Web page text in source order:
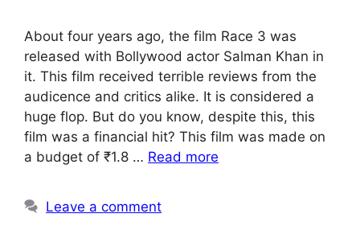
About four years ago, the film Race 3 was
released with Bollywood actor Salman Khan in
it. This film received terrible reviews from the
audicence and critics alike. It is considered a
huge flop. But do you know, despite this, this
film was a financial hit? This film was made on
a budget of ₹1.8 … Read more
Leave a comment